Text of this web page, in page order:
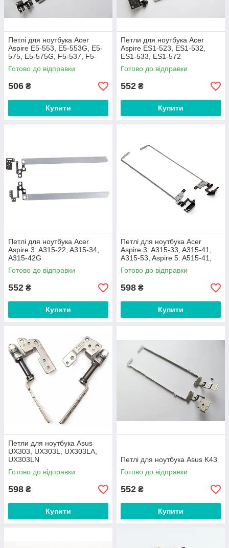
Петлі для ноутбука Acer
Aspire E5-553, E5-553G, E5-
575, E5-575G, F5-537, F5-
537G
Готово до відправки
506 ₴
Купити
Петли для ноутбука Acer
Aspire ES1-523, ES1-532,
ES1-533, ES1-572
Готово до відправки
552 ₴
Купити
Петлі для ноутбука Acer
Aspire 3: A315-22, A315-34,
A315-42G
Готово до відправки
552 ₴
Купити
Петлі для ноутбука Acer
Aspire 3: A315-33, A315-41,
A315-53, Aspire 5: A515-41,
A515-51
Готово до відправки
598 ₴
Купити
Петли для ноутбука Asus
UX303, UX303L, UX303LA,
UX303LN
Готово до відправки
598 ₴
Купити
Петлі для ноутбука Asus K43
Готово до відправки
552 ₴
Купити